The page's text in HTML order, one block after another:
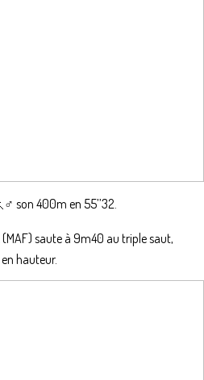
son 400m en 55’’32.
(MAF) saute à 9m40 au triple saut,
hauteur.